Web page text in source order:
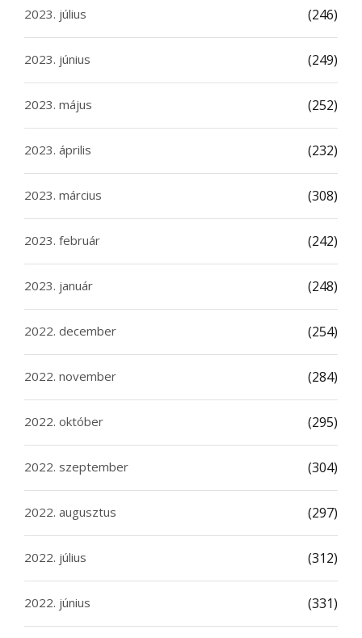
2023. július (246)
2023. június (249)
2023. május (252)
2023. április (232)
2023. március (308)
2023. február (242)
2023. január (248)
2022. december (254)
2022. november (284)
2022. október (295)
2022. szeptember (304)
2022. augusztus (297)
2022. július (312)
2022. június (331)